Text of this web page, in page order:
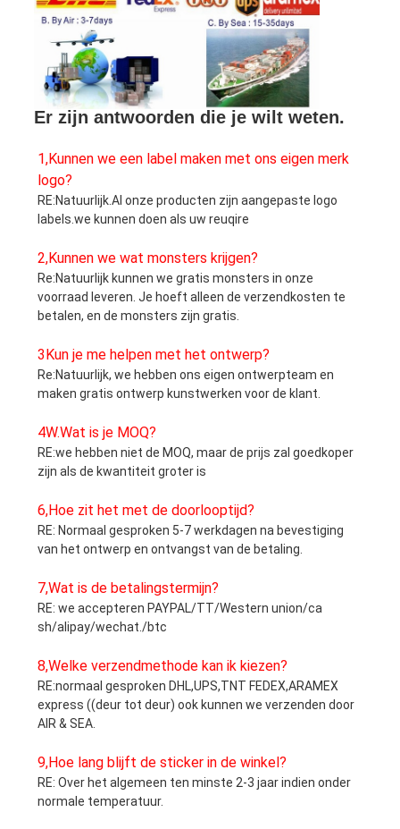
Er zijn antwoorden die je wilt weten.
1,Kunnen we een label maken met ons eigen merk
logo?
RE:Natuurlijk.Al onze producten zijn aangepaste logo
labels.we kunnen doen als uw reuqire
2,Kunnen we wat monsters krijgen?
Re:Natuurlijk kunnen we gratis monsters in onze
voorraad leveren. Je hoeft alleen de verzendkosten te
betalen, en de monsters zijn gratis.
3Kun je me helpen met het ontwerp?
Re:Natuurlijk, we hebben ons eigen ontwerpteam en
maken gratis ontwerp kunstwerken voor de klant.
4W.Wat is je MOQ?
RE:we hebben niet de MOQ, maar de prijs zal goedkoper
zijn als de kwantiteit groter is
6,Hoe zit het met de doorlooptijd?
RE: Normaal gesproken 5-7 werkdagen na bevestiging
van het ontwerp en ontvangst van de betaling.
7,Wat is de betalingstermijn?
RE: we accepteren PAYPAL/TT/Western union/ca
sh/alipay/wechat./btc
8,Welke verzendmethode kan ik kiezen?
RE:normaal gesproken DHL,UPS,TNT FEDEX,ARAMEX
express ((deur tot deur) ook kunnen we verzenden door
AIR & SEA.
9,Hoe lang blijft de sticker in de winkel?
RE: Over het algemeen ten minste 2-3 jaar indien onder
normale temperatuur.